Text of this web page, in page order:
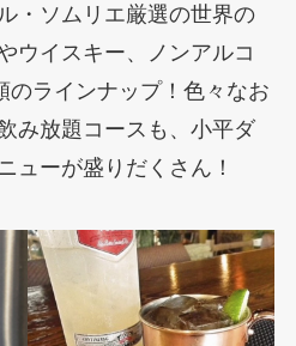
・ソムリエ厳選の世界の
ウイスキー、ノンアルコ
のラインナップ！色々なお
み放題コースも、小平ダ
ューが盛りだくさん！